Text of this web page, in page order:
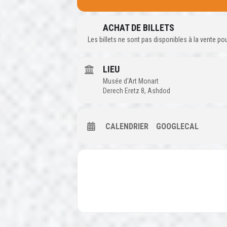
ACHAT DE BILLETS
Les billets ne sont pas disponibles à la vente
LIEU
Musée d'Art Monart
Derech Eretz 8, Ashdod
CALENDRIER GOOGLECAL